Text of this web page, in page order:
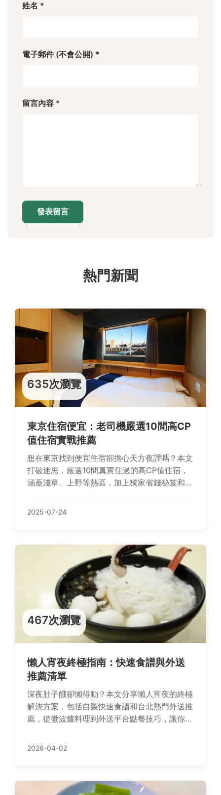
姓名 *
電子郵件 (不會公開) *
留言內容 *
發表留言
熱門新聞
635次瀏覽
東京住宿便宜：老司機嚴選10間高CP
值住宿實戰推薦
想在東京找到便宜住宿卻擔心天方夜譚嗎？本文
打破迷思，嚴選10間真實住過的高CP值住宿，
涵蓋淺草、上野等熱區，加上獨家省錢秘笈和
省荷包又享受舒適體驗！
2025-07-24
467次瀏覽
懶人宵夜終極指南：快速食譜與外送
推薦清單
深夜肚子餓卻懶得動？本文分享懶人宵夜的終極
解決方案，包括自製快速食譜和台北熱門外送推
薦，從微波爐料理到外送平台點餐技巧，讓你輕
2026-04-02